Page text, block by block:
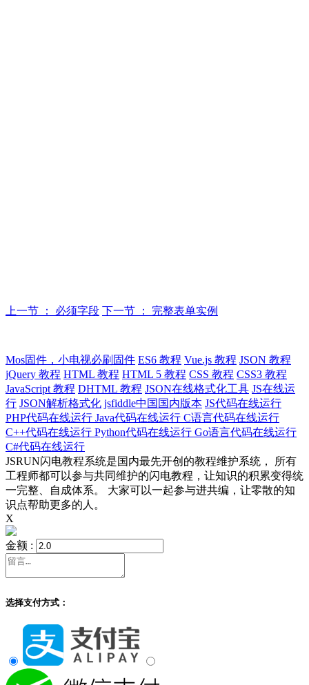
上一节 ： 必须字段 下一节 ： 完整表单实例
Mos固件，小电视必刷固件 ES6 教程 Vue.js 教程 JSON 教程
jQuery 教程 HTML 教程 HTML 5 教程 CSS 教程 CSS3 教程
JavaScript 教程 DHTML 教程 JSON在线格式化工具 JS在线运
行 JSON解析格式化 jsfiddle中国国内版本 JS代码在线运行
PHP代码在线运行 Java代码在线运行 C语言代码在线运行
C++代码在线运行 Python代码在线运行 Go语言代码在线运行
C#代码在线运行
JSRUN闪电教程系统是国内最先开创的教程维护系统， 所有
工程师都可以参与共同维护的闪电教程，让知识的积累变得统
一完整、自成体系。 大家可以一起参与进共编，让零散的知
识点帮助更多的人。
X
金额 :
选择支付方式：